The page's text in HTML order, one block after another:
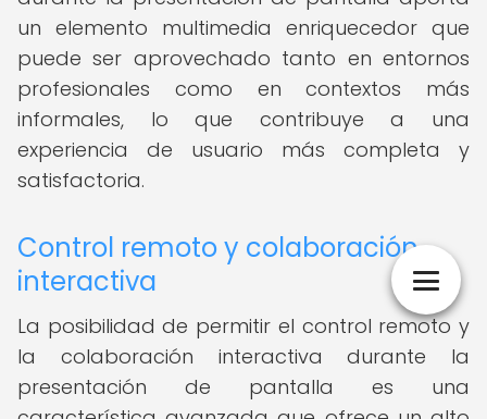
un elemento multimedia enriquecedor que
puede ser aprovechado tanto en entornos
profesionales como en contextos más
informales, lo que contribuye a una
experiencia de usuario más completa y
satisfactoria.
Control remoto y colaboración
interactiva
La posibilidad de permitir el control remoto y
la colaboración interactiva durante la
presentación de pantalla es una